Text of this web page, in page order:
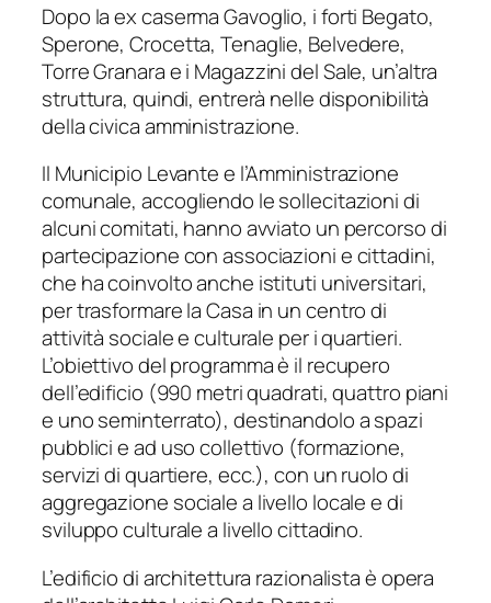
Dopo la ex caserma Gavoglio, i forti Begato,
Sperone, Crocetta, Tenaglie, Belvedere,
Torre Granara e i Magazzini del Sale, un’altra
struttura, quindi, entrerà nelle disponibilità
della civica amministrazione.
Il Municipio Levante e l’Amministrazione
comunale, accogliendo le sollecitazioni di
alcuni comitati, hanno avviato un percorso di
partecipazione con associazioni e cittadini,
che ha coinvolto anche istituti universitari,
per trasformare la Casa in un centro di
attività sociale e culturale per i quartieri.
L’obiettivo del programma è il recupero
dell’edificio (990 metri quadrati, quattro piani
e uno seminterrato), destinandolo a spazi
pubblici e ad uso collettivo (formazione,
servizi di quartiere, ecc.), con un ruolo di
aggregazione sociale a livello locale e di
sviluppo culturale a livello cittadino.
L’edificio di architettura razionalista è opera